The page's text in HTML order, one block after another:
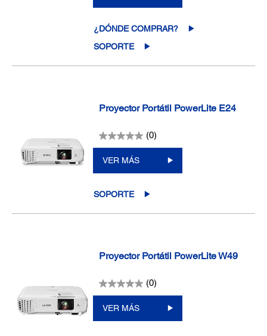
¿DÓNDE COMPRAR?
SOPORTE
Proyector Portátil PowerLite E24
(0)
VER MÁS
SOPORTE
Proyector Portátil PowerLite W49
(0)
VER MÁS